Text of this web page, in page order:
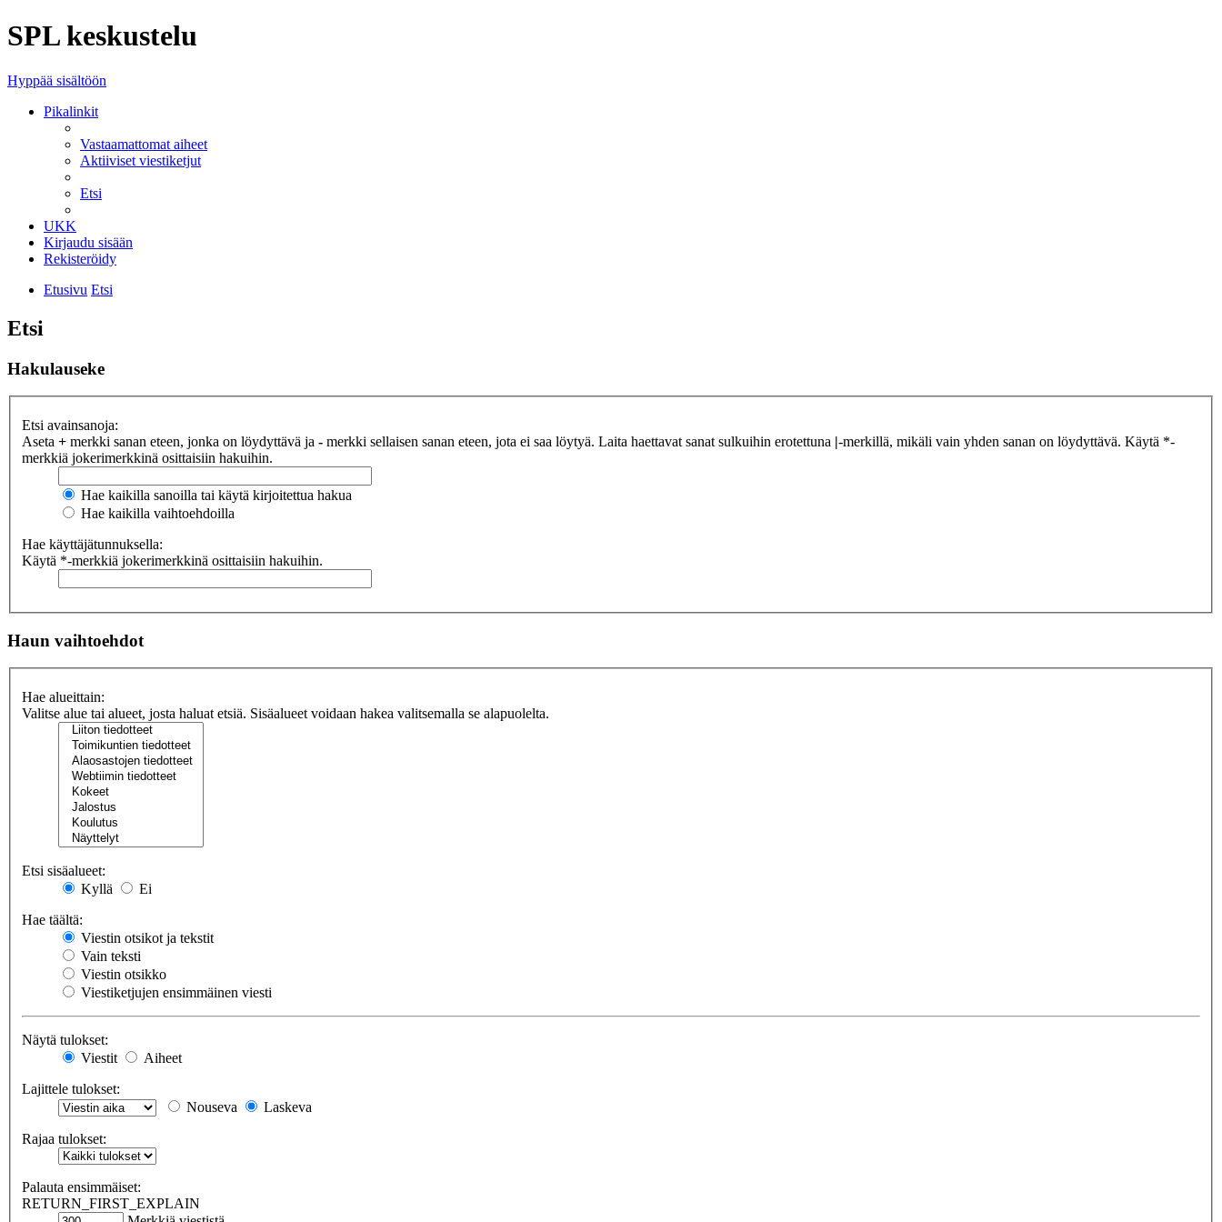
SPL keskustelu
Hyppää sisältöön
Pikalinkit
Vastaamattomat aiheet
Aktiiviset viestiketjut
Etsi
UKK
Kirjaudu sisään
Rekisteröidy
Etusivu Etsi
Etsi
Hakulauseke
Etsi avainsanoja:
Aseta + merkki sanan eteen, jonka on löydyttävä ja - merkki sellaisen sanan eteen, jota ei saa löytyä. Laita haettavat sanat sulkuihin erotettuna |-merkillä, mikäli vain yhden sanan on löydyttävä. Käytä *-
merkkiä jokerimerkkinä osittaisiin hakuihin.
Hae kaikilla sanoilla tai käytä kirjoitettua hakua
Hae kaikilla vaihtoehdoilla
Hae käyttäjätunnuksella:
Käytä *-merkkiä jokerimerkkinä osittaisiin hakuihin.
Haun vaihtoehdot
Hae alueittain:
Valitse alue tai alueet, josta haluat etsiä. Sisäalueet voidaan hakea valitsemalla se alapuolelta.
Etsi sisäalueet:
Kyllä
Ei
Hae täältä:
Viestin otsikot ja tekstit
Vain teksti
Viestin otsikko
Viestiketjujen ensimmäinen viesti
Näytä tulokset:
Viestit
Aiheet
Lajittele tulokset:
Nouseva
Laskeva
Rajaa tulokset:
Palauta ensimmäiset:
RETURN_FIRST_EXPLAIN